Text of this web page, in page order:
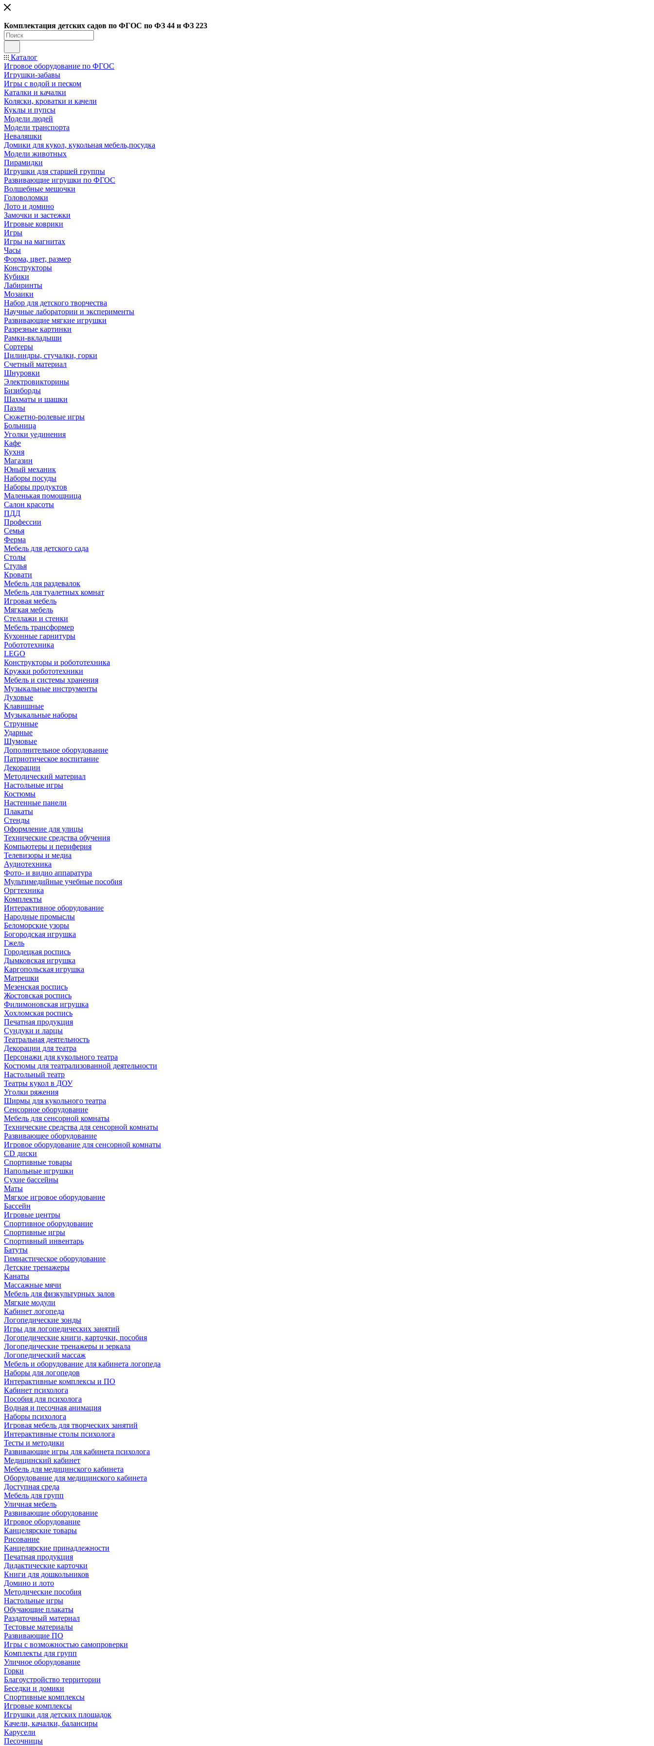
Комплектация детских садов по ФГОC по ФЗ 44 и ФЗ 223
Каталог
Игровое оборудование по ФГОС
Игрушки-забавы
Игры с водой и песком
Каталки и качалки
Коляски, кроватки и качели
Куклы и пупсы
Модели людей
Модели транспорта
Неваляшки
Домики для кукол, кукольная мебель,посудка
Модели животных
Пирамидки
Игрушки для старшей группы
Развивающие игрушки по ФГОС
Волшебные мешочки
Головоломки
Лото и домино
Замочки и застежки
Игровые коврики
Игры
Игры на магнитах
Часы
Форма, цвет, размер
Конструкторы
Кубики
Лабиринты
Мозаики
Набор для детского творчества
Научные лаборатории и эксперименты
Развивающие мягкие игрушки
Разрезные картинки
Рамки-вкладыши
Сортеры
Цилиндры, стучалки, горки
Счетный материал
Шнуровки
Электровикторины
Бизиборды
Шахматы и шашки
Пазлы
Сюжетно-ролевые игры
Больница
Уголки уединения
Кафе
Кухня
Магазин
Юный механик
Наборы посуды
Наборы продуктов
Маленькая помощница
Салон красоты
ПДД
Профессии
Семья
Ферма
Мебель для детского сада
Столы
Cтулья
Кровати
Мебель для раздевалок
Мебель для туалетных комнат
Игровая мебель
Мягкая мебель
Стеллажи и стенки
Мебель трансформер
Кухонные гарнитуры
Робототехника
LEGO
Конструкторы и робототехника
Кружки робототехники
Мебель и системы хранения
Музыкальные инструменты
Духовые
Клавишные
Музыкальные наборы
Струнные
Ударные
Шумовые
Дополнительное оборудование
Патриотическое воспитание
Декорации
Методический материал
Настольные игры
Костюмы
Настенные панели
Плакаты
Стенды
Оформление для улицы
Технические средства обучения
Компьютеры и периферия
Телевизоры и медиа
Аудиотехника
Фото- и видио аппаратура
Мультимедийные учебные пособия
Оргтехника
Комплекты
Интерактивное оборудование
Народные промыслы
Беломорские узоры
Богородская игрушка
Гжель
Городецкая роспись
Дымковская игрушка
Каргопольская игрушка
Матрешки
Мезенская роспись
Жостовская роспись
Филимоновская игрушка
Хохломская роспись
Печатная продукция
Сундуки и ларцы
Театральная деятельность
Декорации для театра
Персонажи для кукольного театра
Костюмы для театрализованной деятельности
Настольный театр
Театры кукол в ДОУ
Уголки ряжения
Ширмы для кукольного театра
Сенсорное оборудование
Мебель для сенсорной комнаты
Технические средства для сенсорной комнаты
Развивающее оборудование
Игровое оборудование для сенсорной комнаты
CD диски
Спортивные товары
Напольные игрушки
Сухие бассейны
Маты
Мягкое игровое оборудование
Бассейн
Игровые центры
Спортивное оборудование
Спортивные игры
Спортивный инвентарь
Батуты
Гимнастическое оборудование
Детские тренажеры
Канаты
Массажные мячи
Мебель для физкультурных залов
Мягкие модули
Кабинет логопеда
Логопедические зонды
Игры для логопедических занятий
Логопедические книги, карточки, пособия
Логопедические тренажеры и зеркала
Логопедический массаж
Мебель и оборудование для кабинета логопеда
Наборы для логопедов
Интерактивные комплексы и ПО
Кабинет психолога
Пособия для психолога
Водная и песочная анимация
Наборы психолога
Игровая мебель для творческих занятий
Интерактивные столы психолога
Тесты и методики
Развивающие игры для кабинета психолога
Медицинский кабинет
Мебель для медицинского кабинета
Оборудование для медицинского кабинета
Доступная среда
Мебель для групп
Уличная мебель
Развивающие оборудование
Игровое оборудование
Канцелярские товары
Рисование
Канцелярские принадлежности
Печатная продукция
Дидактические карточки
Книги для дошкольников
Домино и лото
Методические пособия
Настольные игры
Обучающие плакаты
Раздаточный материал
Тестовые материалы
Развивающие ПО
Игры с возможностью самопроверки
Комплекты для групп
Уличное оборудование
Горки
Благоустройство территории
Беседки и домики
Спортивные комплексы
Игровые комплексы
Игрушки для детских площадок
Качели, качалки, балансиры
Карусели
Песочницы